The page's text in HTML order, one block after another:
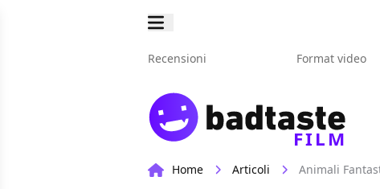
Recensioni Format video
FILM
Home Articoli Animali